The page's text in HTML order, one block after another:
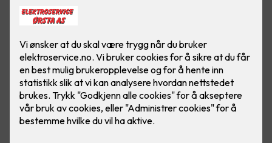
Elbil er kommet for å bli. Med elbillader hjemme har du